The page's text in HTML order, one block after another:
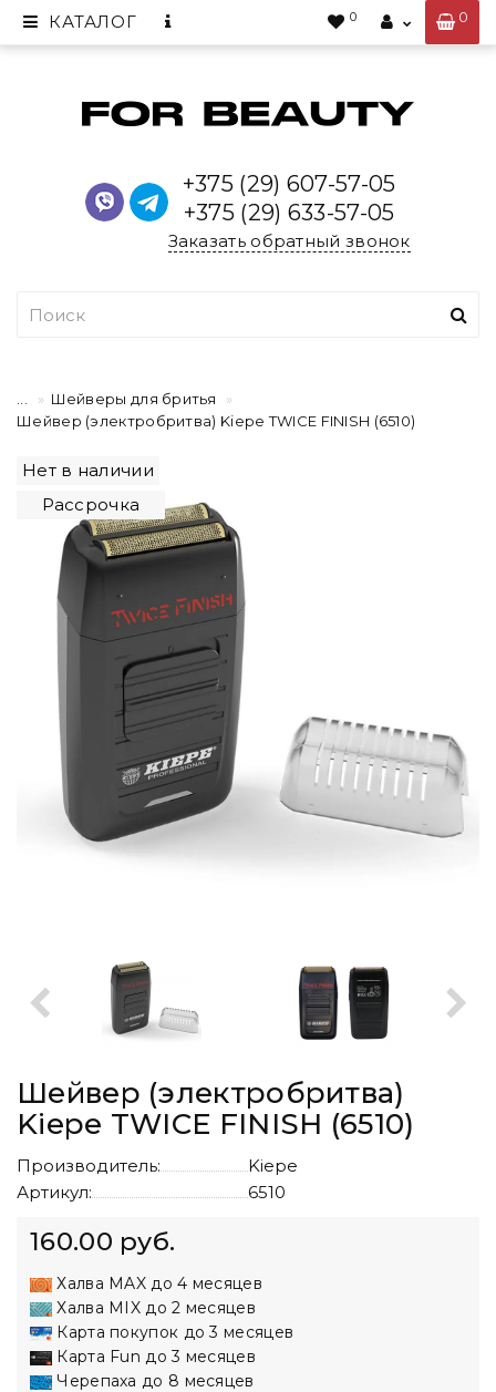
0
КАТАЛОГ 0
+375 (29) 607-57-05
+375 (29) 633-57-05
Заказать обратный звонок
Шейверы для бритья
Шейвер (электробритва) Kiepe TWICE FINISH (6510)
Нет в наличии
Рассрочка
Шейвер (электробритва)
Kiepe TWICE FINISH (6510)
Производитель:
Kiepe
Артикул:
6510
160.00 руб.
Халва MAX до 4 месяцев
Халва MIX до 2 месяцев
Карта покупок до 3 месяцев
Карта Fun до 3 месяцев
Черепаха до 8 месяцев